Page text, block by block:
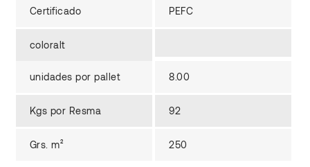
Certificado PEFC
coloralt
unidades por pallet 8.00
Kgs por Resma 92
Grs. m² 250